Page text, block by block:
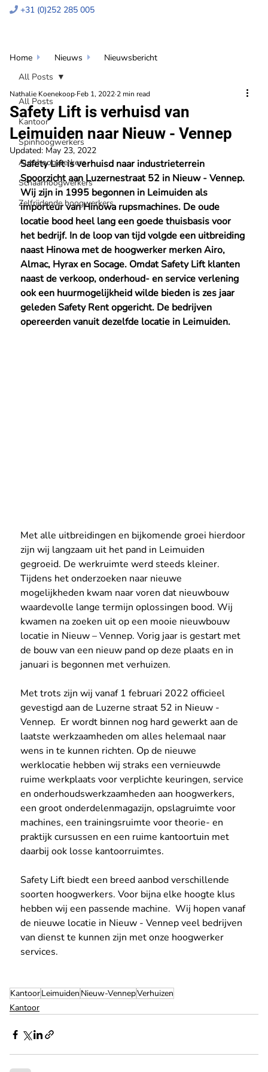
 +31 (0)252 285 005
All Posts
Kantoor
Spinhoogwerkers
Autohoogwerkers
Schaarhoogwerkers
Zelfrijdende hoogwerkers
All Posts
Safety Lift is verhuisd van
Leimuiden naar Nieuw - Vennep
Nathalie Koenekoop Feb 1, 2022 2 min read
Updated: May 23, 2022
Safety Lift is verhuisd naar industrieterrein
Spoorzicht aan Luzernestraat 52 in Nieuw - Vennep.
Wij zijn in 1995 begonnen in Leimuiden als
importeur van Hinowa rupsmachines. De oude
locatie bood heel lang een goede thuisbasis voor
het bedrijf. In de loop van tijd volgde een uitbreiding
naast Hinowa met de hoogwerker merken Airo,
Almac, Hyrax en Socage. Omdat Safety Lift klanten
naast de verkoop, onderhoud- en service verlening
ook een huurmogelijkheid wilde bieden is zes jaar
geleden Safety Rent opgericht. De bedrijven
opereerden vanuit dezelfde locatie in Leimuiden.
Met alle uitbreidingen en bijkomende groei hierdoor
zijn wij langzaam uit het pand in Leimuiden
gegroeid. De werkruimte werd steeds kleiner.
Tijdens het onderzoeken naar nieuwe
mogelijkheden kwam naar voren dat nieuwbouw
waardevolle lange termijn oplossingen bood. Wij
kwamen na zoeken uit op een mooie nieuwbouw
locatie in Nieuw – Vennep. Vorig jaar is gestart met
de bouw van een nieuw pand op deze plaats en in
januari is begonnen met verhuizen.
Met trots zijn wij vanaf 1 februari 2022 officieel
gevestigd aan de Luzerne straat 52 in Nieuw -
Vennep.  Er wordt binnen nog hard gewerkt aan de
laatste werkzaamheden om alles helemaal naar
wens in te kunnen richten. Op de nieuwe
werklocatie hebben wij straks een vernieuwde
ruime werkplaats voor verplichte keuringen, service
en onderhoudswerkzaamheden aan hoogwerkers,
een groot onderdelenmagazijn, opslagruimte voor
machines, een trainingsruimte voor theorie- en
praktijk cursussen en een ruime kantoortuin met
daarbij ook losse kantoorruimtes.
Safety Lift biedt een breed aanbod verschillende
soorten hoogwerkers. Voor bijna elke hoogte klus
hebben wij een passende machine.  Wij hopen vanaf
de nieuwe locatie in Nieuw - Vennep veel bedrijven
van dienst te kunnen zijn met onze hoogwerker
services.
KantoorLeimuiden Nieuw-VennepVerhuizen
Kantoor
Home  Nieuws  Nieuwsbericht